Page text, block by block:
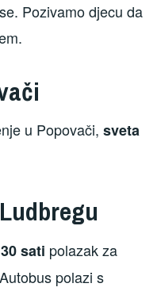
Pozivamo djecu da
u Popovači,sveta
sati polazak za
polazi s